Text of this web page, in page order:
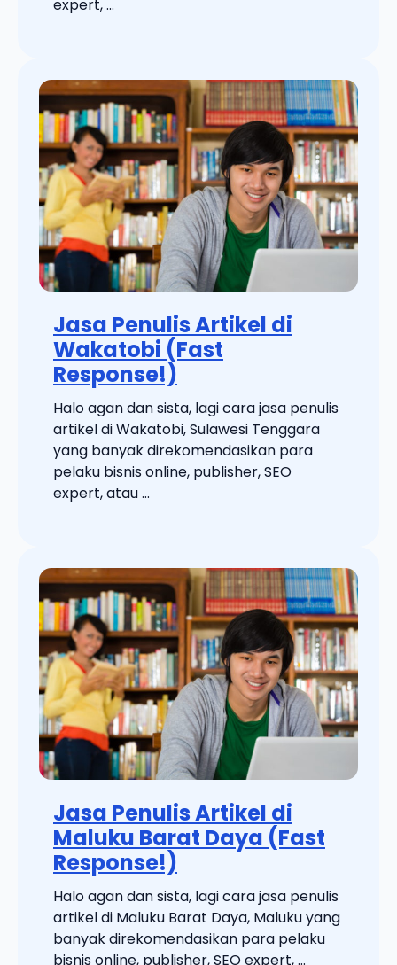
expert, ...
Jasa Penulis Artikel di
Wakatobi (Fast
Response!)
Halo agan dan sista, lagi cara jasa penulis
artikel di Wakatobi, Sulawesi Tenggara
yang banyak direkomendasikan para
pelaku bisnis online, publisher, SEO
expert, atau ...
Jasa Penulis Artikel di
Maluku Barat Daya (Fast
Response!)
Halo agan dan sista, lagi cara jasa penulis
artikel di Maluku Barat Daya, Maluku yang
banyak direkomendasikan para pelaku
bisnis online, publisher, SEO expert, ...